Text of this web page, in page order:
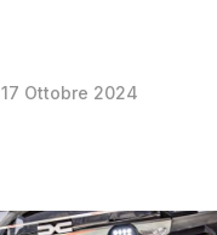
17 Ottobre 2024